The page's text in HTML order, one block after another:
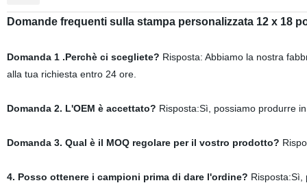
Domande frequenti sullastampa personalizzata 12 x 18
Domanda 1 .Perchè ci scegliete? Risposta: Abbiamo la nostra
alla tua richiesta entro 24 ore.
Domanda 2. L'OEM è accettato? Risposta:Sì, possiamo produrre
Domanda 3. Qual è il MOQ regolare per il vostro prodotto?
4. Posso ottenere i campioni prima di dare l'ordine? Risposta:Sì,